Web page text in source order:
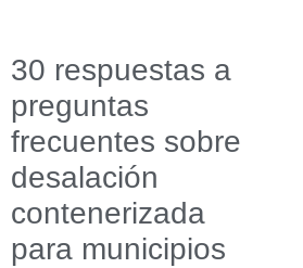
30 respuestas a
preguntas
frecuentes sobre
desalación
contenerizada
para municipios